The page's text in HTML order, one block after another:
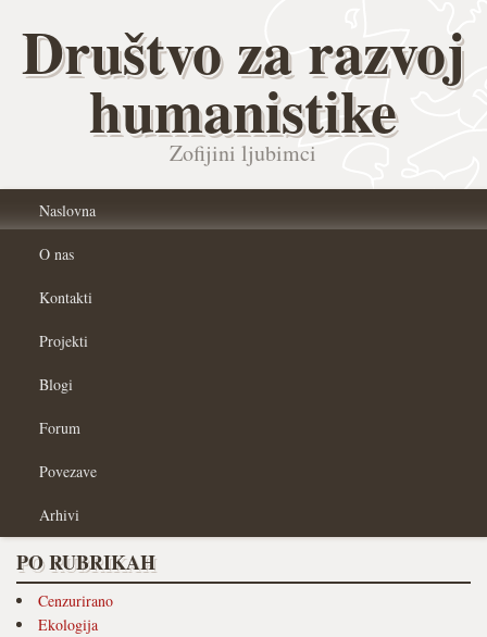
Društvo za razvoj
humanistike
Zofijini ljubimci
Naslovna
O nas
Kontakti
Projekti
Blogi
Forum
Povezave
Arhivi
PO RUBRIKAH
Cenzurirano
Ekologija